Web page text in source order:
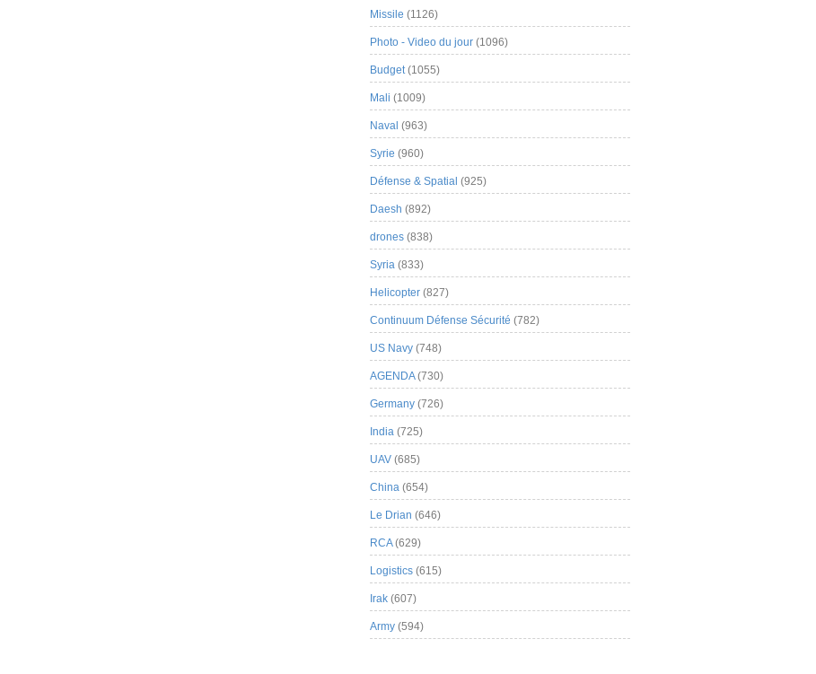
Missile (1126)
Photo - Video du jour (1096)
Budget(1055)
Mali (1009)
Naval (963)
Syrie (960)
Défense & Spatial (925)
Daesh (892)
drones (838)
Syria (833)
Helicopter (827)
Continuum Défense Sécurité (782)
US Navy (748)
AGENDA(730)
Germany (726)
India (725)
UAV (685)
China (654)
Le Drian (646)
RCA(629)
Logistics (615)
Irak (607)
Army (594)